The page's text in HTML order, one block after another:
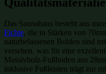
Das Saunahaus besteht aus
Fichte, die in Stärken von
naturbelassenen Bohlen sind
versehen, was für eine
Massivholz-Fußboden aus
inklusive Fußleisten trägt zur